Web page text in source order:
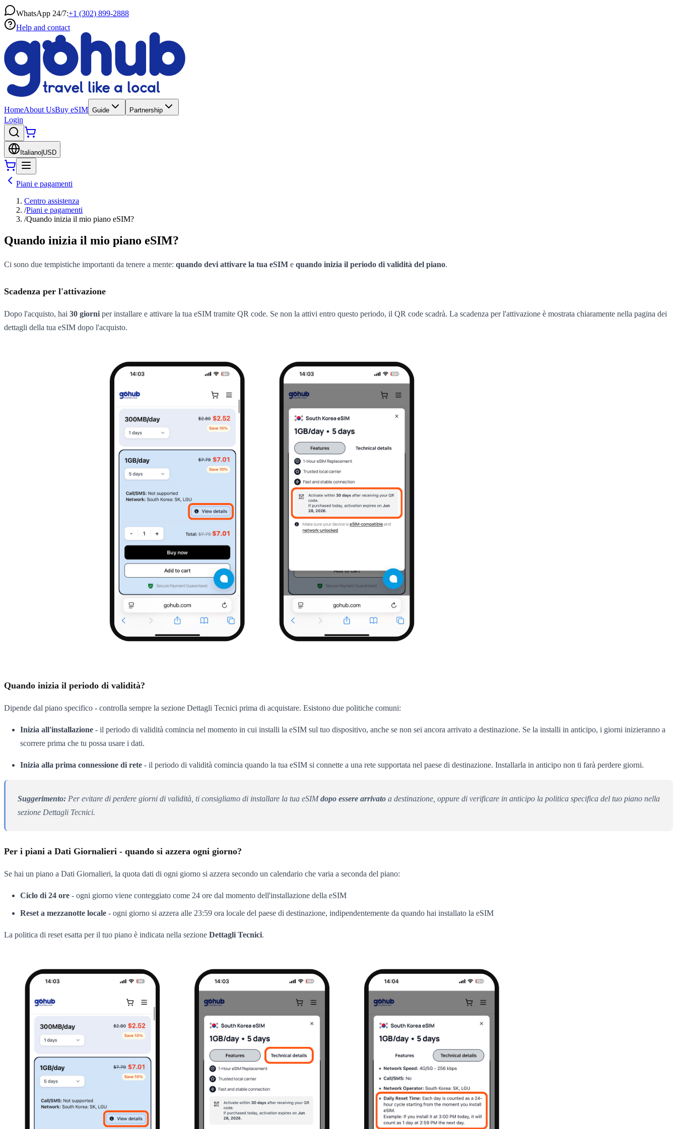
WhatsApp 24/7:+1 (302) 899-2888
Help and contact
HomeAbout UsBuy eSIM Guide Partnership
Login
Italiano USD
Piani e pagamenti
Centro assistenza
/Piani e pagamenti
/Quando inizia il mio piano eSIM?
Quando inizia il mio piano eSIM?
Ci sono due tempistiche importanti da tenere a mente: quando devi attivare la tua eSIM e quando inizia il periodo di validità del piano.
Scadenza per l'attivazione
Dopo l'acquisto, hai 30 giorni per installare e attivare la tua eSIM tramite QR code. Se non la attivi entro questo periodo, il QR code scadrà. La scadenza per l'attivazione è mostrata chiaramente nella pagina dei
dettagli della tua eSIM dopo l'acquisto.
Quando inizia il periodo di validità?
Dipende dal piano specifico - controlla sempre la sezione Dettagli Tecnici prima di acquistare. Esistono due politiche comuni:
Inizia all'installazione - il periodo di validità comincia nel momento in cui installi la eSIM sul tuo dispositivo, anche se non sei ancora arrivato a destinazione. Se la installi in anticipo, i giorni inizieranno a
scorrere prima che tu possa usare i dati.
Inizia alla prima connessione di rete - il periodo di validità comincia quando la tua eSIM si connette a una rete supportata nel paese di destinazione. Installarla in anticipo non ti farà perdere giorni.
Suggerimento: Per evitare di perdere giorni di validità, ti consigliamo di installare la tua eSIMdopo essere arrivato a destinazione, oppure di verificare in anticipo la politica specifica del tuo piano nella
sezione Dettagli Tecnici.
Per i piani a Dati Giornalieri - quando si azzera ogni giorno?
Se hai un piano a Dati Giornalieri, la quota dati di ogni giorno si azzera secondo un calendario che varia a seconda del piano:
Ciclo di 24 ore - ogni giorno viene conteggiato come 24 ore dal momento dell'installazione della eSIM
Reset a mezzanotte locale - ogni giorno si azzera alle 23:59 ora locale del paese di destinazione, indipendentemente da quando hai installato la eSIM
La politica di reset esatta per il tuo piano è indicata nella sezione Dettagli Tecnici.